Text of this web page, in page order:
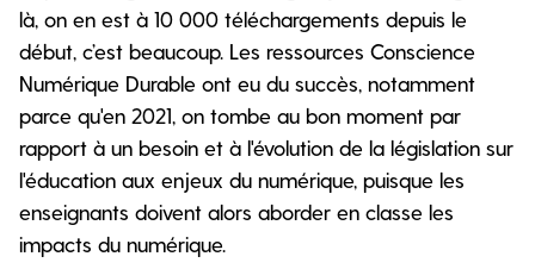
là, on en est à 10 000 téléchargements depuis le
début, c’est beaucoup. Les ressources Conscience
Numérique Durable ont eu du succès, notamment
parce qu'en 2021, on tombe au bon moment par
rapport à un besoin et à l'évolution de la législation sur
l'éducation aux enjeux du numérique, puisque les
enseignants doivent alors aborder en classe les
impacts du numérique.